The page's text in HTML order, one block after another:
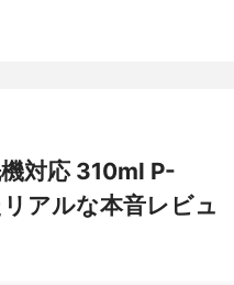
対応 310ml P-
アルな本音レビュ